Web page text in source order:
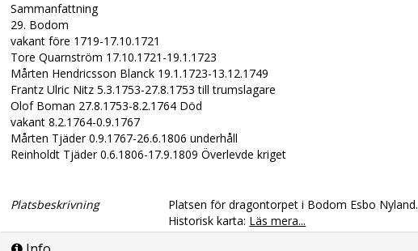
Sammanfattning
29. Bodom
vakant före 1719-17.10.1721
Tore Quarnström 17.10.1721-19.1.1723
Mårten Hendricsson Blanck 19.1.1723-13.12.1749
Frantz Ulric Nitz 5.3.1753-27.8.1753 till trumslagare
Olof Boman 27.8.1753-8.2.1764 Död
vakant 8.2.1764-0.9.1767
Mårten Tjäder 0.9.1767-26.6.1806 underhåll
Reinholdt Tjäder 0.6.1806-17.9.1809 Överlevde kriget
Platsbeskrivning
Platsen för dragontorpet i Bodom Esbo Nyland.
Historisk karta: Läs mera...